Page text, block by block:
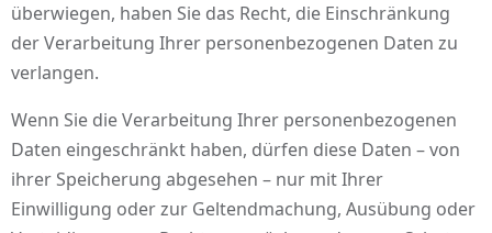
überwiegen, haben Sie das Recht, die Einschränkung
der Verarbeitung Ihrer personenbezogenen Daten zu
verlangen.
Wenn Sie die Verarbeitung Ihrer personenbezogenen
Daten eingeschränkt haben, dürfen diese Daten – von
ihrer Speicherung abgesehen – nur mit Ihrer
Einwilligung oder zur Geltendmachung, Ausübung oder